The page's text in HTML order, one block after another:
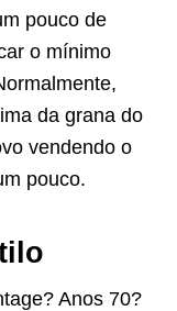
pouco de
o mínimo
da grana do
vendendo o
pouco.
Anos 70?